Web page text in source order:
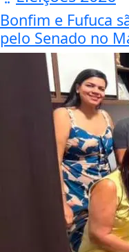
Bonfim e Fufuca
pelo Senado no